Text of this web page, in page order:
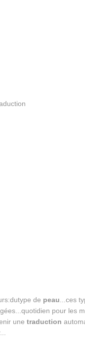
de peau ...ces
pour les
une traduction